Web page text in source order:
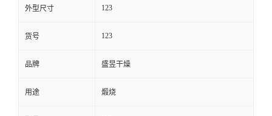
外型尺寸 123
货号 123
品牌 盛昱干燥
用途 煅烧